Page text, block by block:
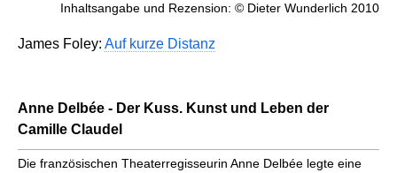
Inhaltsangabe und Rezension: © Dieter Wunderlich 2010
James Foley: Auf kurze Distanz
Anne Delbée - Der Kuss. Kunst und Leben der
Camille Claudel
Die französischen Theaterregisseurin Anne Delbée legte eine